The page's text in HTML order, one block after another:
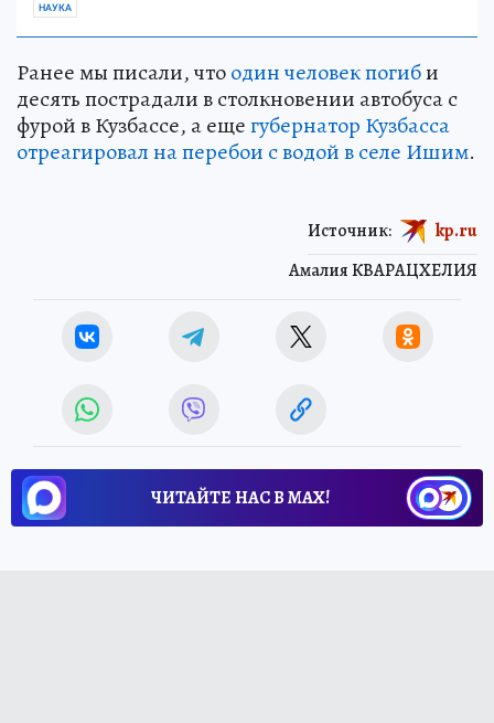
НАУКА
Ранее мы писали, чтоодин человек погиби
десять пострадали в столкновении автобуса с
фурой в Кузбассе, а ещегубернатор Кузбасса
отреагировал на перебои с водой в селе Ишим.
Амалия КВАРАЦХЕЛИЯ
Источник: kp.ru
ЧИТАЙТЕ НАС В МАХ!